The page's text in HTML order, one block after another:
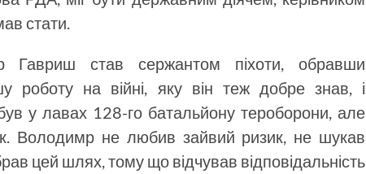
стати.
став сержантом піхоти, обравши
роботу на війні, яку він теж добре знав, і
у лавах 128-го батальйону тероборони, але
Володимр не любив зайвий ризик, не шукав
цей шлях, тому що відчував відповідальність